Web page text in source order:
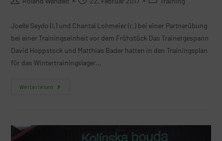
Joelle Seydo (l.) und Chantal Lohmeier (r.) bei einer Partnerübung
bei einer Trainingseinheit vor dem Frühstück Das Trainergespann
David Hoppstock und Matthias Bader hatten in den Trainingsplan
für das Wintertrainingslager…
Weiterlesen